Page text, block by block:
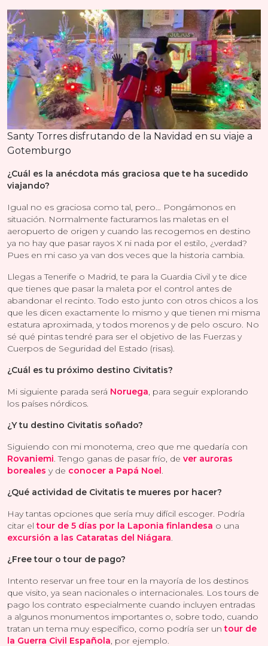
Santy Torres disfrutando de la Navidad en su viaje a
Gotemburgo
¿Cuál es la anécdota más graciosa que te ha sucedido
viajando?
Igual no es graciosa como tal, pero… Pongámonos en
situación. Normalmente facturamos las maletas en el
aeropuerto de origen y cuando las recogemos en destino
ya no hay que pasar rayos X ni nada por el estilo, ¿verdad?
Pues en mi caso ya van dos veces que la historia cambia.
Llegas a Tenerife o Madrid, te para la Guardia Civil y te dice
que tienes que pasar la maleta por el control antes de
abandonar el recinto. Todo esto junto con otros chicos a los
que les dicen exactamente lo mismo y que tienen mi misma
estatura aproximada, y todos morenos y de pelo oscuro. No
sé qué pintas tendré para ser el objetivo de las Fuerzas y
Cuerpos de Seguridad del Estado (risas).
¿Cuál es tu próximo destino Civitatis?
Mi siguiente parada será Noruega, para seguir explorando
los países nórdicos.
¿Y tu destino Civitatis soñado?
Siguiendo con mi monotema, creo que me quedaría con
Rovaniemi. Tengo ganas de pasar frío, de ver auroras
boreales y de conocer a Papá Noel.
¿Qué actividad de Civitatis te mueres por hacer?
Hay tantas opciones que sería muy difícil escoger. Podría
citar eltour de 5 días por la Laponia finlandesa o una
excursión a las Cataratas del Niágara.
¿Free tour o tour de pago?
Intento reservar un free tour en la mayoría de los destinos
que visito, ya sean nacionales o internacionales. Los tours de
pago los contrato especialmente cuando incluyen entradas
a algunos monumentos importantes o, sobre todo, cuando
tratan un tema muy específico, como podría ser untour de
la Guerra Civil Española, por ejemplo.